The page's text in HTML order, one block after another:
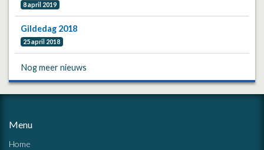
8 april 2019
Gildedag 2018
25 april 2018
Nog meer nieuws
Menu
Home